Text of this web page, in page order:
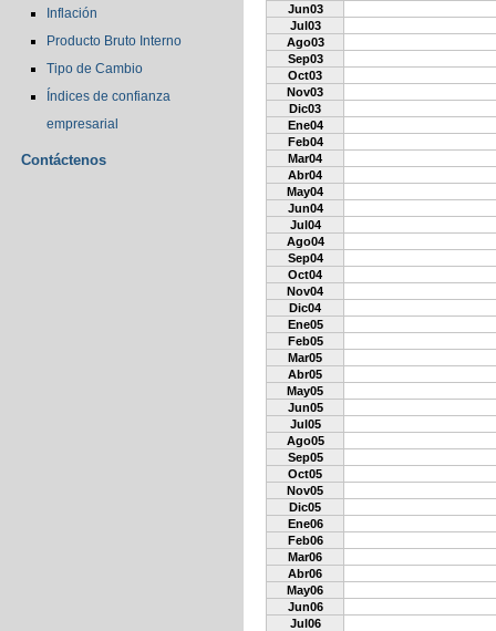
Inflación
Producto Bruto Interno
Tipo de Cambio
Índices de confianza
empresarial
Contáctenos
Jun03
Jul03
Ago03
Sep03
Oct03
Nov03
Dic03
Ene04
Feb04
Mar04
Abr04
May04
Jun04
Jul04
Ago04
Sep04
Oct04
Nov04
Dic04
Ene05
Feb05
Mar05
Abr05
May05
Jun05
Jul05
Ago05
Sep05
Oct05
Nov05
Dic05
Ene06
Feb06
Mar06
Abr06
May06
Jun06
Jul06